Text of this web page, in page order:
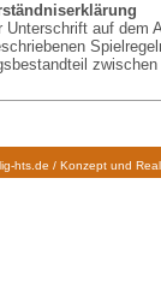
Unterschrift auf dem
hts.de / Konzept und